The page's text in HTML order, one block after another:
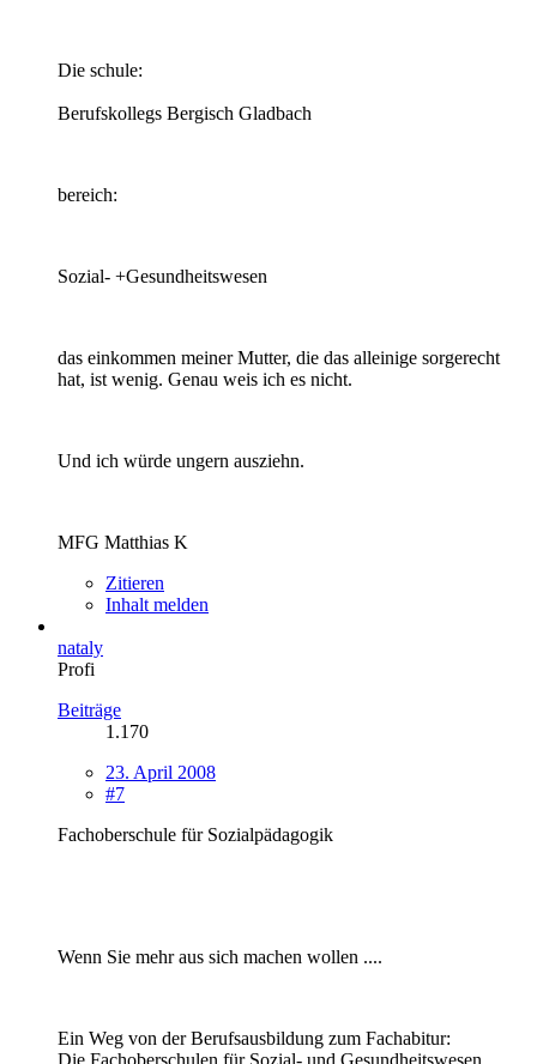
Die schule:
Berufskollegs Bergisch Gladbach
bereich:
Sozial- +Gesundheitswesen
das einkommen meiner Mutter, die das alleinige sorgerecht
hat, ist wenig. Genau weis ich es nicht.
Und ich würde ungern ausziehn.
MFG Matthias K
Zitieren
Inhalt melden
nataly
Profi
Beiträge
1.170
23. April 2008
#7
Fachoberschule für Sozialpädagogik
Wenn Sie mehr aus sich machen wollen ....
Ein Weg von der Berufsausbildung zum Fachabitur:
Die Fachoberschulen für Sozial- und Gesundheitswesen